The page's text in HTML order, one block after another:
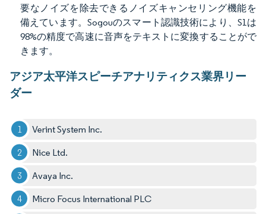
要なノイズを除去できるノイズキャンセリング機能を
備えています。Sogouのスマート認識技術により、S1は
98%の精度で高速に音声をテキストに変換することがで
きます。
アジア太平洋スピーチアナリティクス業界リー
ダー
Verint System Inc.
Nice Ltd.
Avaya Inc.
Micro Focus International PLC